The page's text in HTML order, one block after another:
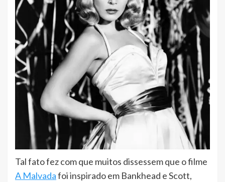
Tal fato fez com que muitos dissessem que o filme
A Malvadafoi inspirado em Bankhead e Scott,